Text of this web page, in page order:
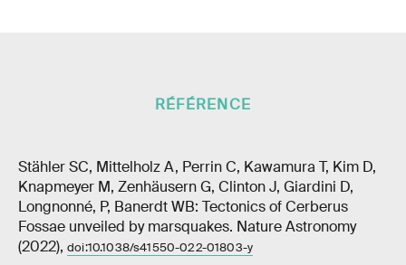
RÉFÉRENCE
Stähler SC, Mittelholz A, Perrin C, Kawamura T, Kim D,
Knapmeyer M, Zenhäusern G, Clinton J, Giardini D,
Longnonné, P, Banerdt WB: Tectonics of Cerberus
Fossae unveiled by marsquakes. Nature Astronomy
(2022), doi:10.1038/s41550-​022-01803-y